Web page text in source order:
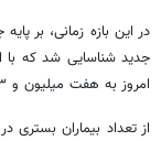
جدید شناسایی شد که با
امروز به هفت میلیون و ۶۱۳ هزار و ۷۱۶ نفر رسیده است.